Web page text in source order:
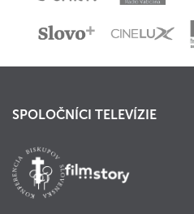
SPOLOČNÍCI TELEVÍZIE